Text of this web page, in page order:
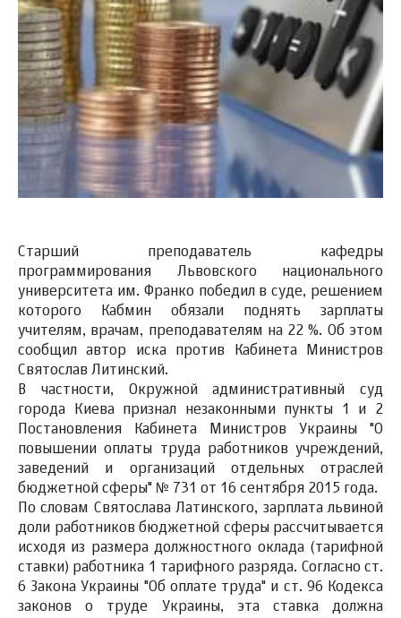
Старший преподаватель кафедры
программирования Львовского национального
университета им. Франко победил в суде, решением
которого Кабмин обязали поднять зарплаты
учителям, врачам, преподавателям на 22 %. Об этом
сообщил автор иска против Кабинета Министров
Святослав Литинский.
В частности, Окружной административный суд
города Киева признал незаконными пункты 1 и 2
Постановления Кабинета Министров Украины "О
повышении оплаты труда работников учреждений,
заведений и организаций отдельных отраслей
бюджетной сферы" № 731 от 16 сентября 2015 года.
По словам Святослава Латинского, зарплата львиной
доли работников бюджетной сферы рассчитывается
исходя из размера должностного оклада (тарифной
ставки) работника 1 тарифного разряда. Согласно ст.
6 Закона Украины "Об оплате труда" и ст. 96 Кодекса
законов о труде Украины, эта ставка должна